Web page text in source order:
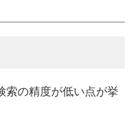
索の精度が低い点が挙